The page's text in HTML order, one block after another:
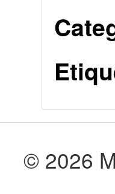
© 2026